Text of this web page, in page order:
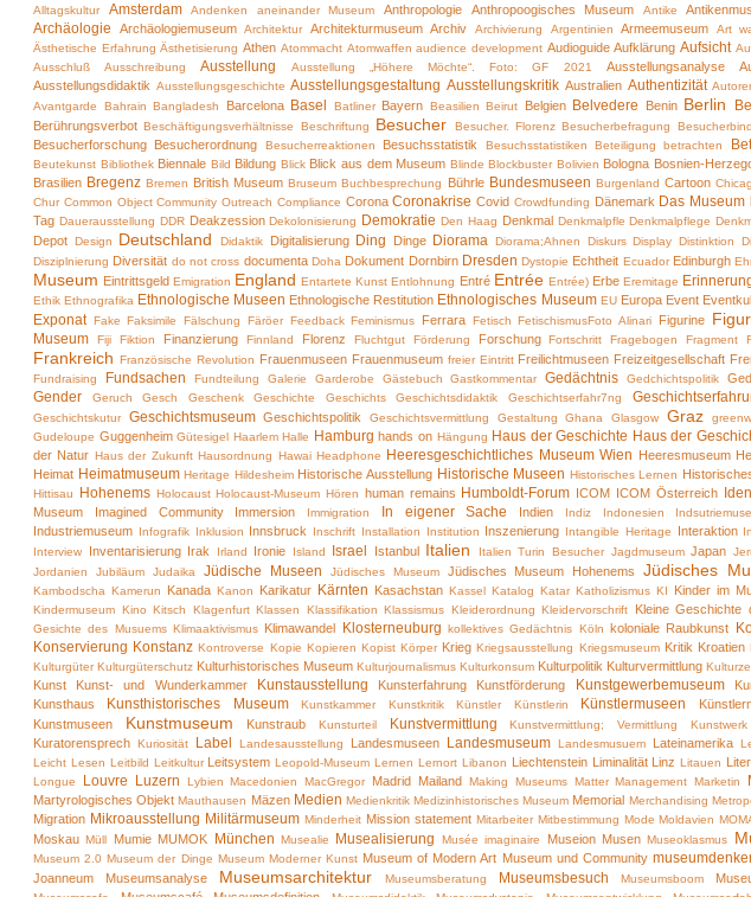
Alltagskultur
Amsterdam Andenken aneinander Museum Anthropologie Anthropoogisches Museum Antike
Archäologie Archäologiemuseum Architektur Architekturmuseum Archiv Archivierung Argentinien Armeemuseum Art
Ästhetische Erfahrung Ästhetisierung Athen Atommacht Atomwaffen audience development Audioguide Aufklärung Aufsicht
Ausschluß
Ausschreibung Ausstellung Ausstellung „Höhere Möchte“. Foto: GF 2021 Ausstellungsanalyse
Ausstellungsdidaktik Ausstellungsgeschichte Ausstellungsgestaltung Ausstellungskritik Australien Authentizität
Avantgarde Bahrain Bangladesh Barcelona Basel Batliner Bayern Beasilien Beirut Belgien Belvedere Benin Berlin
Berührungsverbot Beschäftigungsverhältnisse Beschriftung Besucher Besucher. Florenz Besucherbefragung
Besucherforschung Besucherordnung Besucherreaktionen Besuchsstatistik Besuchsstatistiken Beteiligung betrachten
Beutekunst Bibliothek Biennale Bild Bildung Blick Blick aus dem Museum Blinde Blockbuster Bolivien Bologna Bosnien-
Brasilien Bregenz Bremen British Museum Bruseum Buchbesprechung Bührle Bundesmuseen Burgenland Cartoon
Chur Common Object Community Outreach Compliance Corona Coronakrise Covid Crowdfunding Dänemark Das Museum
Tag Dauerausstellung DDR Deakzession Dekolonisierung Demokratie Den Haag Denkmal Denkmalpfle Denkmalpflege
Depot Design Deutschland Didaktik Digitalisierung Ding Dinge Diorama Diorama;Ahnen Diskurs Display Distinktion
Disziplnierung Diversität do not cross documenta Doha Dokument Dornbirn Dresden Dystopie Echtheit Ecuador Edinburgh
Museum Eintrittsgeld Emigration England Entartete Kunst Entlohnung Entré Entrée Entrée) Erbe Eremitage
Ethik Ethnografika Ethnologische Museen Ethnologische Restitution Ethnologisches Museum EU Europa Event
Exponat Fake Faksimile Fälschung Färöer Feedback Feminismus Ferrara Fetisch FetischismusFoto Alinari Figurine
Museum
Fiji Fiktion Finanzierung Finnland Florenz Fluchtgut Förderung Forschung Fortschritt Fragebogen Fragment
Frankreich Französische Revolution Frauenmuseen Frauenmuseum freier Eintritt Freilichtmuseen Freizeitgesellschaft
Fundraising
Fundsachen Fundteilung Galerie Garderobe Gästebuch Gastkommentar Gedächtnis Gedchichtspolitik
Gender Geruch Gesch Geschenk Geschichte Geschichts Geschichtsdidaktik Geschichtserfahr7ng
Geschichtskutur Geschichtsmuseum Geschichtspolitik Geschichtsvermittlung Gestaltung Ghana Glasgow Graz
Gudeloupe Guggenheim Gütesigel Haarlem Halle Hamburg hands on Hängung Haus der Geschichte Haus der
der Natur Haus der Zukunft Hausordnung Hawai Headphone Heeresgeschichtliches Museum Wien Heeresmuseum
Heimat Heimatmuseum Heritage Hildesheim Historische Ausstellung Historische Museen Historisches Lernen
Hittisau
Hohenems Holocaust Holocaust-Museum Hören human remains Humboldt-Forum ICOM ICOM Österreich
Museum
Imagined Community Immersion Immigration In eigener Sache Indien Indiz Indonesien
Industriemuseum Infografik Inklusion Innsbruck Inschrift Installation Institution Inszenierung Intangible Heritage Interaktion
Interview Inventarisierung Irak Irland Ironie Island Israel Istanbul Italien Italien Turin Besucher Jagdmuseum Japan
Jordanien Jubiläum Judaika Jüdische Museen Jüdisches Museum Jüdisches Museum Hohenems Jüdisches
Kambodscha Kamerun Kanada Kanon Karikatur Kärnten Kasachstan Kassel Katalog Katar Katholizismus KI Kinder im
Kindermuseum Kino Kitsch Klagenfurt Klassen Klassifikation Klassismus Kleiderordnung Kleidervorschrift Kleine Geschichte
Gesichte des Musuems Klimaaktivismus Klimawandel Klosterneuburg kollektives Gedächtnis Köln koloniale Raubkunst
Konservierung Konstanz Kontroverse Kopie Kopieren Kopist Körper Krieg Kriegsausstellung Kriegsmuseum Kritik Kroatien
Kulturgüter Kulturgüterschutz Kulturhistorisches Museum Kulturjournalismus Kulturkonsum Kulturpolitik Kulturvermittlung
Kunst Kunst- und Wunderkammer Kunstausstellung Kunsterfahrung Kunstförderung Kunstgewerbemuseum
Kunsthaus
Kunsthistorisches Museum Kunstkammer Kunstkritik Künstler Künstlerin Künstlermuseen
Kunstmuseen
Kunstmuseum Kunstraub Kunsturteil Kunstvermittlung Kunstvermittlung; Vermittlung Kunstwerk
Kuratorensprech Kuriosität Label Landesausstellung Landesmuseen Landesmuseum Landesmusuem Lateinamerika
Leicht Lesen Leitbild Leitkultur Leitsystem Leopold-Museum Lernen Lernort Libanon Liechtenstein Liminalität Linz Litauen
Longue Louvre Luzern Lybien Macedonien MacGregor Madrid Mailand Making Museums Matter Management Marketin
Martyrologisches Objekt Mauthausen Mäzen Medien Medienkritik Medizinhistorisches Museum Memorial Merchandising
Migration Mikroausstellung Militärmuseum Minderheit Mission statement Mitarbeiter Mitbestimmung Mode Moldavien
Moskau Müll Mumie MUMOK München Musealie Musealisierung Musée imaginaire Museion Musen Museoklasmus
Museum 2.0 Museum der Dinge Museum Moderner Kunst Museum of Modern Art Museum und Community
Joanneum
Museumsanalyse Museumsarchitektur Museumsberatung Museumsbesuch Museumsboom